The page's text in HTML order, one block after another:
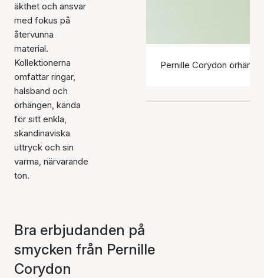
äkthet och ansvar
med fokus på
återvunna
material.
Kollektionerna
omfattar ringar,
halsband och
örhängen, kända
för sitt enkla,
skandinaviska
uttryck och sin
varma, närvarande
ton.
Pernille Corydon
Bra erbjudanden på
smycken från Pernille
Corydon